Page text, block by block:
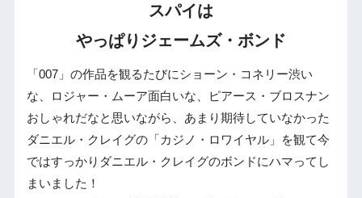
スパイは
やっぱりジェームズ・ボンド
「007」の作品を観るたびにショーン・コネリー渋い
な、ロジャー・ムーア面白いな、ピアース・ブロスナン
おしゃれだなと思いながら、あまり期待していなかった
ダニエル・クレイグの「カジノ・ロワイヤル」を観て今
ではすっかりダニエル・クレイグのボンドにハマってし
まいました！